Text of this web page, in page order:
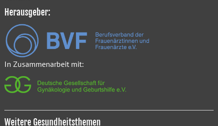
Herausgeber:
In Zusammenarbeit mit:
Weitere Gesundheitsthemen